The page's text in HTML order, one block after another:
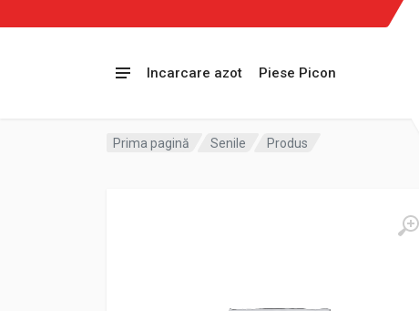
Incarcare azot Piese Picon
Prima pagină Senile Produs